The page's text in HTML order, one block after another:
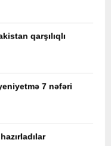
qarşılıqlı
7 nəfəri